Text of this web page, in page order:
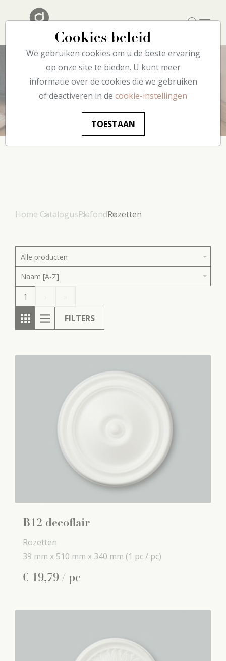
Rozetten
Home CatalogusPlafondRozetten
Alle producten
Naam [A-Z]
1
FILTERS
B12 decoflair
Rozetten
39 mm x 510 mm x 340 mm (1 pc / pc)
€ 19,79 / pc
Cookies beleid
We gebruiken cookies om u de beste ervaring
op onze site te bieden. U kunt meer
informatie over de cookies die we gebruiken
of deactiveren in de cookie-instellingen
TOESTAAN